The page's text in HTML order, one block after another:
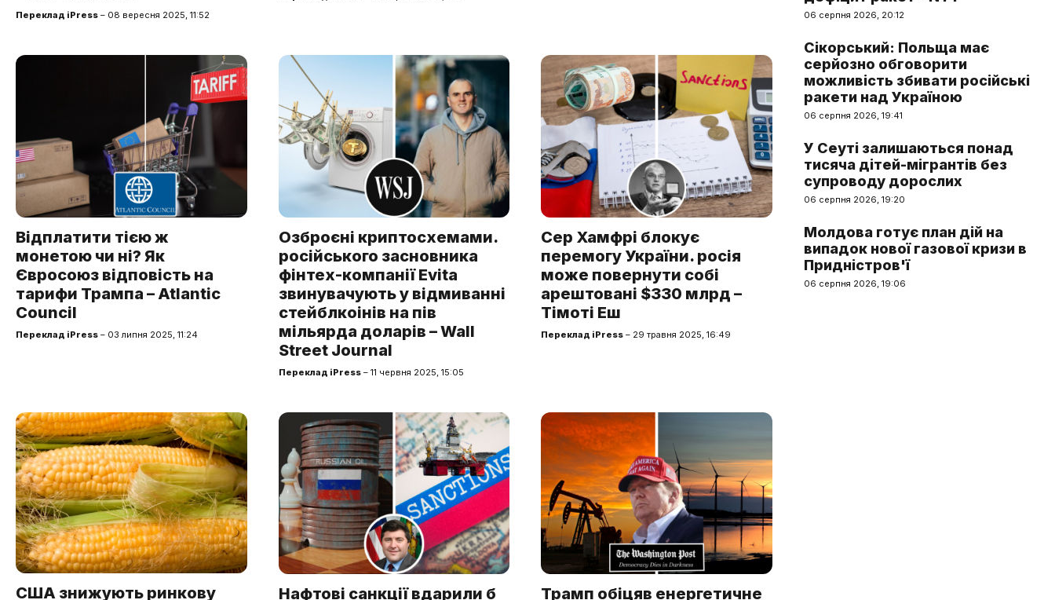
Переклад iPress – 08 вересня 2025, 11:52
Відплатити тією ж
монетою чи ні? Як
Євросоюз відповість на
тарифи Трампа – Atlantic
Council
Переклад iPress – 03 липня 2025, 11:24
Озброєні криптосхемами.
російського засновника
фінтех-компанії Evita
звинувачують у відмиванні
стейблкоінів на пів
мільярда доларів – Wall
Street Journal
Переклад iPress– 11 червня 2025, 15:05
Сер Хамфрі блокує
перемогу України. росія
може повернути собі
арештовані $330 млрд –
Тімоті Еш
Переклад iPress – 29 травня 2025, 16:49
США знижують ринкову
Нафтові санкції вдарили б
Трамп обіцяв енергетичне
06 серпня 2026, 20:12
Сікорський: Польща має
серйозно обговорити
можливість збивати російські
ракети над Україною
06 серпня 2026, 19:41
У Сеуті залишаються понад
тисяча дітей-мігрантів без
супроводу дорослих
06 серпня 2026, 19:20
Молдова готує план дій на
випадок нової газової кризи в
Придністров'ї
06 серпня 2026, 19:06